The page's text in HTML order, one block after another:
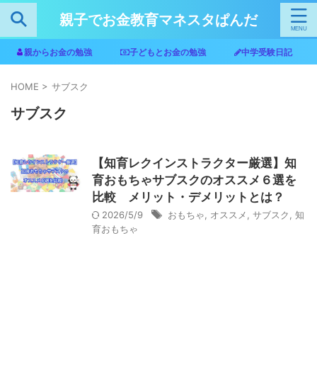
親子でお金教育マネスタぱんだ
親からお金の勉強 子どもとお金の勉強 中学受験日記
HOME > サブスク
サブスク
【知育レクインストラクター厳選】知
育おもちゃサブスクのオススメ６選を
比較 メリット・デメリットとは？
2026/5/9 おもちゃ オススメ サブスク
知
育おもちゃ